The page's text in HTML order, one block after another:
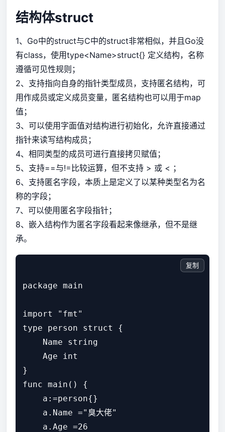
结构体struct
1、Go中的struct与C中的struct非常相似，并且Go没
有class，使用type<Name>struct{} 定义结构，名称
遵循可见性规则；
2、支持指向自身的指针类型成员，支持匿名结构，可
用作成员或定义成员变量，匿名结构也可以用于map
值；
3、可以使用字面值对结构进行初始化，允许直接通过
指针来读写结构成员；
4、相同类型的成员可进行直接拷贝赋值；
5、支持==与!=比较运算，但不支持 > 或 < ；
6、支持匿名字段，本质上是定义了以某种类型名为名
称的字段；
7、可以使用匿名字段指针；
8、嵌入结构作为匿名字段看起来像继承，但不是继
承。
package main
import "fmt"
type person struct {
    Name string
    Age int
}
func main() {
    a:=person{}
    a.Name ="臭大佬"
    a.Age =26
复制